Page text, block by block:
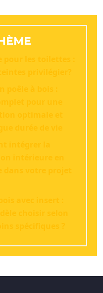
pour les toilettes :
privilégier?
poêle à bois :
pour une
optimale et
durée de vie
intégrer la
intérieure en
dans votre projet
avec insert :
choisir selon
spécifiques ?